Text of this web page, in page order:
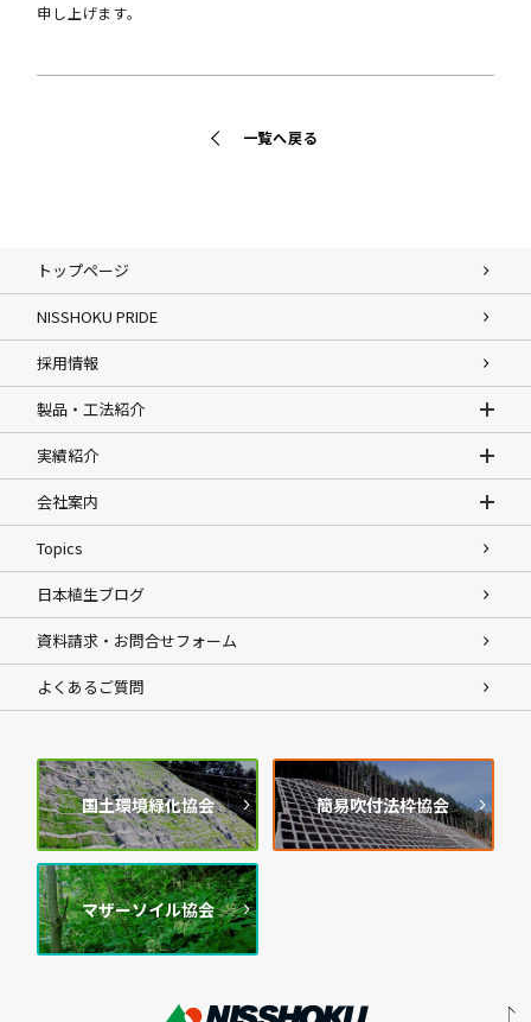
申し上げます。
一覧へ戻る
トップページ
NISSHOKU PRIDE
採用情報
製品・工法紹介
実績紹介
会社案内
Topics
日本植生ブログ
資料請求・お問合せフォーム
よくあるご質問
国土環境緑化協会 簡易吹付法枠協会
マザーソイル協会